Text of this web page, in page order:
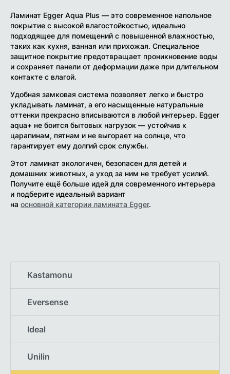
Kastamonu
Eversense
Ideal
Unilin
Ламинат Egger Aqua Plus — это современное напольное
покрытие с высокой влагостойкостью, идеально
подходящее для помещений с повышенной влажностью,
таких как кухня, ванная или прихожая. Специальное
защитное покрытие предотвращает проникновение воды
и сохраняет панели от деформации даже при длительном
контакте с влагой.
Удобная замковая система позволяет легко и быстро
укладывать ламинат, а его насыщенные натуральные
оттенки прекрасно вписываются в любой интерьер. Egger
aqua+ не боится бытовых нагрузок — устойчив к
царапинам, пятнам и не выгорает на солнце, что
гарантирует ему долгий срок службы.
Этот ламинат экологичен, безопасен для детей и
домашних животных, а уход за ним не требует усилий.
Получите ещё больше идей для современного интерьера
и подберите идеальный вариант
на основной категории ламината Egger.